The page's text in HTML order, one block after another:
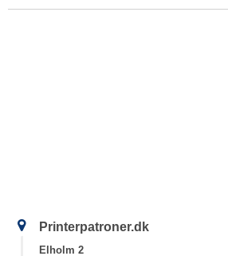
Printerpatroner.dk
Elholm 2